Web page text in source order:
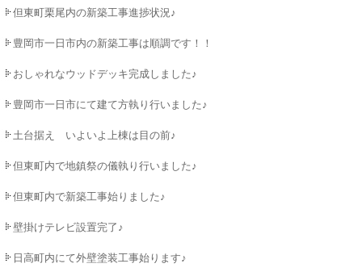
但東町栗尾内の新築工事進捗状況♪
豊岡市一日市内の新築工事は順調です！！
おしゃれなウッドデッキ完成しました♪
豊岡市一日市にて建て方執り行いました♪
土台据え いよいよ上棟は目の前♪
但東町内で地鎮祭の儀執り行いました♪
但東町内で新築工事始りました♪
壁掛けテレビ設置完了♪
日高町内にて外壁塗装工事始ります♪